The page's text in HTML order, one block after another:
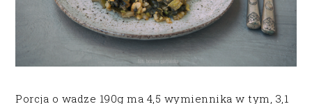
Porcja o wadze 190g ma 4,5 wymiennika w tym, 3,1